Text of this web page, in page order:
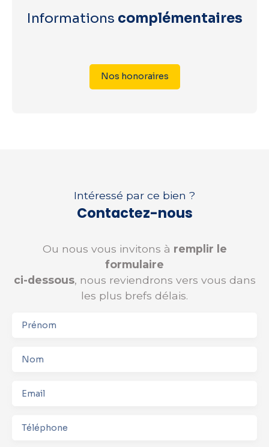
Informations complémentaires
Nos honoraires
Intéressé par ce bien ?
Contactez-nous
Ou nous vous invitons à remplir le
formulaire
ci-dessous, nous reviendrons vers vous dans
les plus brefs délais.
Prénom
Nom
Email
Téléphone